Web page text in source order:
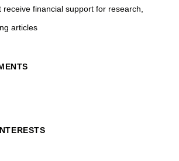
financial support for research,
articles